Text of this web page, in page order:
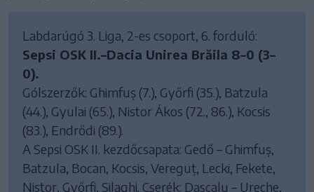
Labdarúgó 3. Liga, 2-es csoport, 6. forduló:
Sepsi OSK II.–Dacia Unirea Brăila 8–0 (3–
0).
Gólszerzők: Ghimfuș (7.), Győrfi (35.), Batzula
(44.), Gyulai (65.), Nistor Ákos (72., 86.), Kocsis
(83.), Endrődi (89.).
A Sepsi OSK II. kezdőcsapata: Gedő – Ghimfuș,
Batzula, Bocan, Kocsis, Vereguț, Lecki, Fekete,
Nistor, Győrfi, Silaghi. Cserék: Dascalu – Ureche,